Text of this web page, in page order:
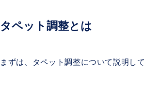
タペット調整とは
まずは、タペット調整について説明して